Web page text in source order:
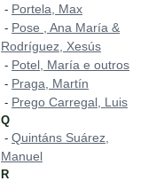
- Portela, Max
- Pose , Ana María &
Rodríguez, Xesús
- Potel, María e outros
- Praga, Martín
- Prego Carregal, Luis
Q
- Quintáns Suárez,
Manuel
R